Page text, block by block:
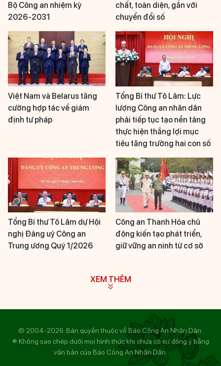
Bộ Công an nhiệm kỳ
2026-2031
chất, toàn diện, gắn với
chuyển đổi số
Việt Nam và Belarus tăng
cường hợp tác về giám
định tư pháp
Tổng Bí thư Tô Lâm: Lực
lượng Công an nhân dân
phải tiếp tục tạo nền tảng
thực hiện thắng lợi mục
tiêu tăng trưởng hai con số
Tổng Bí thư Tô Lâm dự Hội
nghị Đảng uỷ Công an
Trung ương Quý 1/2026
Công an Thanh Hóa chủ
động kiến tạo phát triển,
giữ vững an ninh từ cơ sở
XEM THÊM
© 2004-2026. Bản quyền thuộc về Báo Công An Nhân Dân.
® Không sao chép dưới mọi hình thức khi chưa có sự đồng ý bằng
văn bản của Báo Công An Nhân Dân.